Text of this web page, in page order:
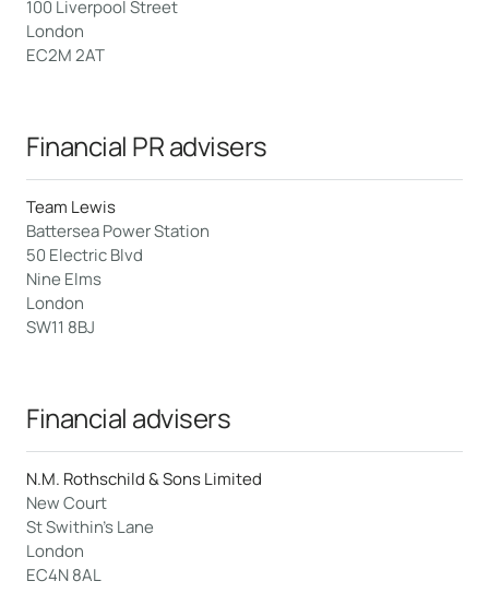
100 Liverpool Street
London
EC2M 2AT
Financial PR advisers
Team Lewis
Battersea Power Station
50 Electric Blvd
Nine Elms
London
SW11 8BJ
Financial advisers
N.M. Rothschild & Sons Limited
New Court
St Swithin’s Lane
London
EC4N 8AL